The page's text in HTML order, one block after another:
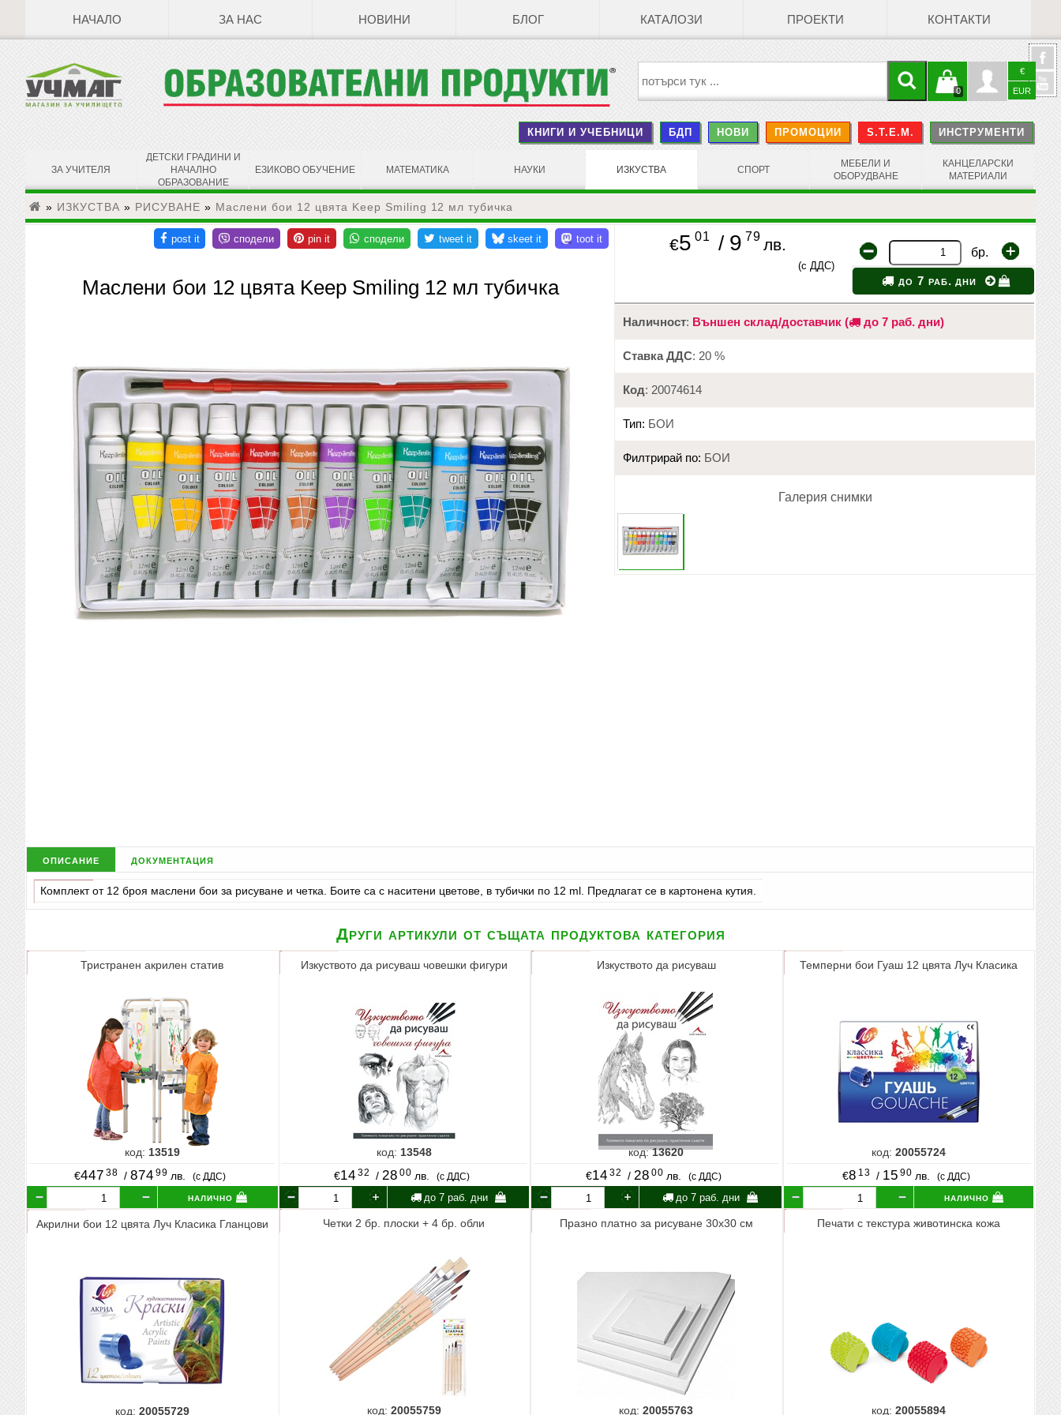
НАЧАЛО ЗА НАС НОВИНИ БЛОГ КАТАЛОЗИ ПРОЕКТИ КОНТАКТИ
€
EUR
Профил
0
Кошницата
е празна
КНИГИ И УЧЕБНИЦИ БДП НОВИ ПРОМОЦИИ S.T.E.M. ИНСТРУМЕНТИ
ЗА УЧИТЕЛЯ
ДЕТСКИ ГРАДИНИ И
НАЧАЛНО
ОБРАЗОВАНИЕ
ЕЗИКОВО ОБУЧЕНИЕ МАТЕМАТИКА НАУКИ ИЗКУСТВА СПОРТ
МЕБЕЛИ И
ОБОРУДВАНЕ
КАНЦЕЛАРСКИ
МАТЕРИАЛИ
» ИЗКУСТВА » РИСУВАНЕ » Маслени бои 12 цвята Keep Smiling 12 мл тубичка
Маслени бои 12 цвята Keep Smiling 12 мл тубичка
€5 01 / 9 79 лв.
(с ДДС)
бр.
до 7 раб. дни
Наличност: Външен склад/доставчик ( до 7 раб. дни)
Ставка ДДС: 20 %
Код: 20074614
Тип: БОИ
Филтрирай по: БОИ
Галерия снимки
описание документация
Комплект от 12 броя маслени бои за рисуване и четка. Боите са с наситени цветове, в тубички по 12 ml. Предлагат се в картонена кутия.
Други артикули от същата продуктова категория
Тристранен акрилен статив
код: 13519
€447 38 / 874 99 лв. (с ДДС)
налично
Изкуството да рисуваш човешки фигури
код: 13548
€14 32 / 28 00 лв. (с ДДС)
до 7 раб. дни
Изкуството да рисуваш
код:13620
€14 32 /28 00 лв. (с ДДС)
до 7 раб. дни
Темперни бои Гуаш 12 цвята Луч Класика
код: 20055724
€8 13 / 15 90 лв. (с ДДС)
налично
Акрилни бои 12 цвята Луч Класика Гланцови
код: 20055729
Четки 2 бр. плоски + 4 бр. обли
код: 20055759
Празно платно за рисуване 30х30 см
код:20055763
Печати с текстура животинска кожа
код:20055894